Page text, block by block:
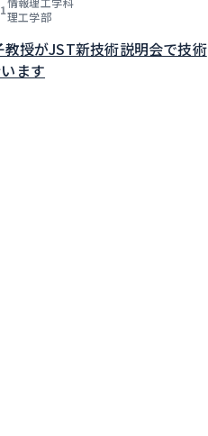
理工学部
教授がJST新技術説明会で技術
ます